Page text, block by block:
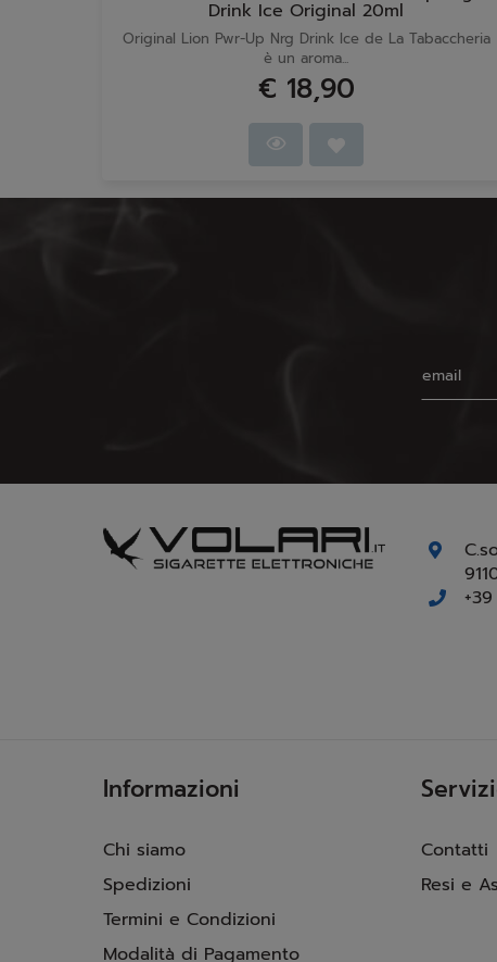
Drink Ice Original 20ml
Original Lion Pwr-Up Nrg Drink Ice de La Tabaccheria
è un aroma...
€ 18,90
Informazioni
Chi siamo
Spedizioni
Termini e Condizioni
Modalità di Pagamento
Contatti
Resi e